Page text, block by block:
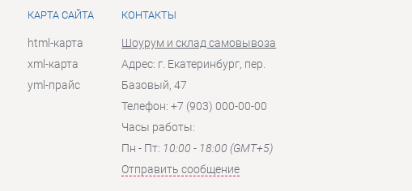
КАРТА САЙТА
html-карта
xml-карта
yml-прайс
КОНТАКТЫ
Шоурум и склад самовывоза
Адрес: г. Екатеринбург, пер.
Базовый, 47
Телефон: +7 (903) 000-00-00
Часы работы:
Пн - Пт: 10:00 - 18:00 (GMT+5)
Отправить сообщение